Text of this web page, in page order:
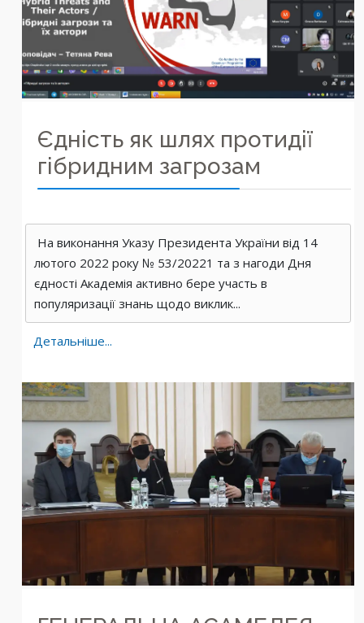
Єдність як шлях протидії
гібридним загрозам
На виконання Указу Президента України від 14
лютого 2022 року № 53/20221 та з нагоди Дня
єдності Академія активно бере участь в
популяризації знань щодо виклик...
Детальніше...